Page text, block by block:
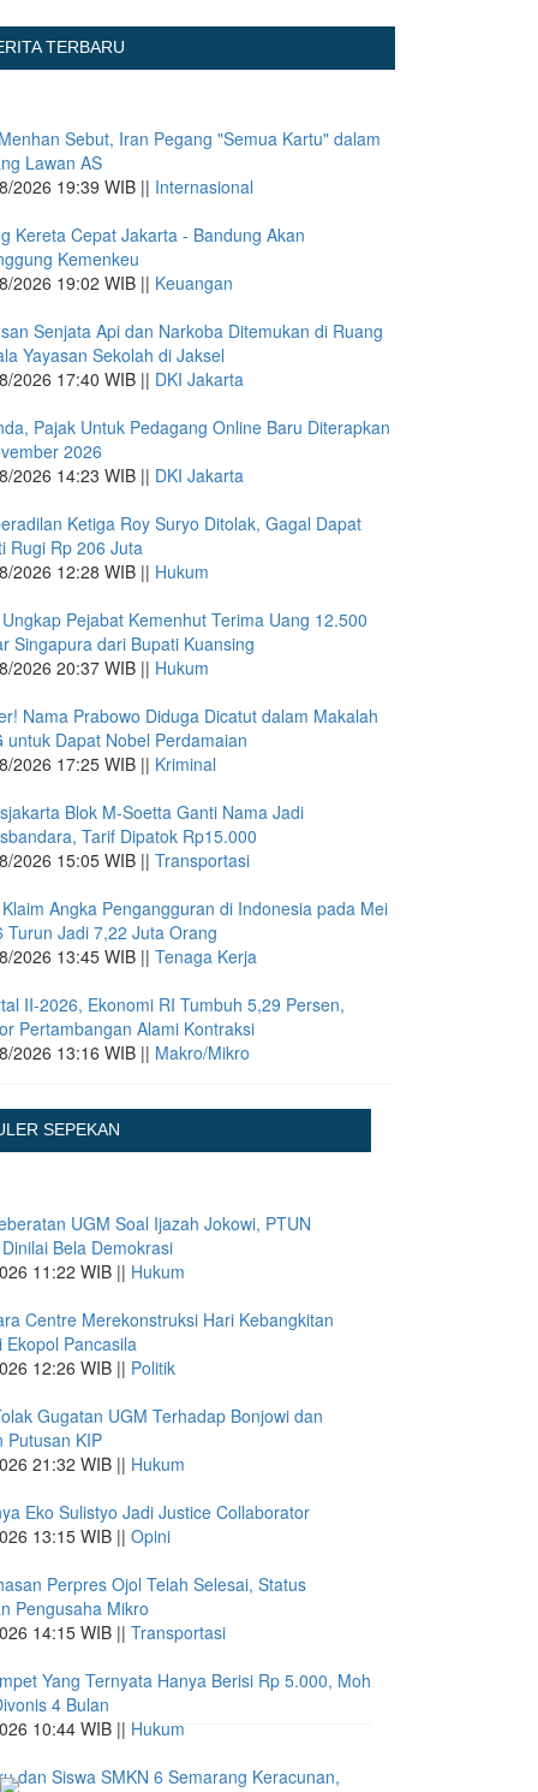
TERBARU
Sebut, Iran Pegang "Semua Kartu" dalam
Lawan AS
2026 19:39 WIB || Internasional
Kereta Cepat Jakarta - Bandung Akan
Kemenkeu
2026 19:02 WIB || Keuangan
Senjata Api dan Narkoba Ditemukan di Ruang
Yayasan Sekolah di Jaksel
2026 17:40 WIB || DKI Jakarta
Pajak Untuk Pedagang Online Baru Diterapkan
2026
2026 14:23 WIB || DKI Jakarta
Ketiga Roy Suryo Ditolak, Gagal Dapat
Rugi Rp 206 Juta
2026 12:28 WIB || Hukum
Pejabat Kemenhut Terima Uang 12.500
Singapura dari Bupati Kuansing
2026 20:37 WIB || Hukum
Nama Prabowo Diduga Dicatut dalam Makalah
untuk Dapat Nobel Perdamaian
2026 17:25 WIB || Kriminal
Blok M-Soetta Ganti Nama Jadi
Tarif Dipatok Rp15.000
2026 15:05 WIB || Transportasi
Angka Pengangguran di Indonesia pada Mei
Turun Jadi 7,22 Juta Orang
2026 13:45 WIB || Tenaga Kerja
II-2026, Ekonomi RI Tumbuh 5,29 Persen,
Pertambangan Alami Kontraksi
2026 13:16 WIB || Makro/Mikro
SEPEKAN
UGM Soal Ijazah Jokowi, PTUN
Bela Demokrasi
11:22 WIB || Hukum
Centre Merekonstruksi Hari Kebangkitan
Ekopol Pancasila
12:26 WIB || Politik
Gugatan UGM Terhadap Bonjowi dan
Putusan KIP
21:32 WIB || Hukum
Eko Sulistyo Jadi Justice Collaborator
13:15 WIB || Opini
Perpres Ojol Telah Selesai, Status
Pengusaha Mikro
14:15 WIB || Transportasi
Yang Ternyata Hanya Berisi Rp 5.000, Moh
4 Bulan
10:44 WIB || Hukum
dan Siswa SMKN 6 Semarang Keracunan,